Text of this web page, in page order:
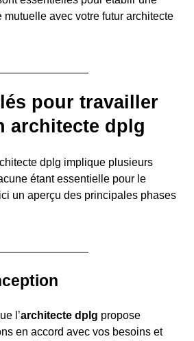
mutuelle avec votre futur architecte
pour travailler
architecte dplg
dplg implique plusieurs
étant essentielle pour le
un aperçu des principales phases
l’architecte dplg propose
en accord avec vos besoins et